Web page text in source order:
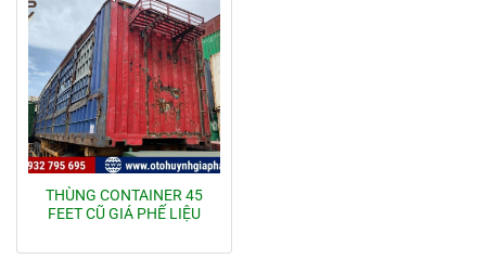
THÙNG CONTAINER 45
FEET CŨ GIÁ PHẾ LIỆU